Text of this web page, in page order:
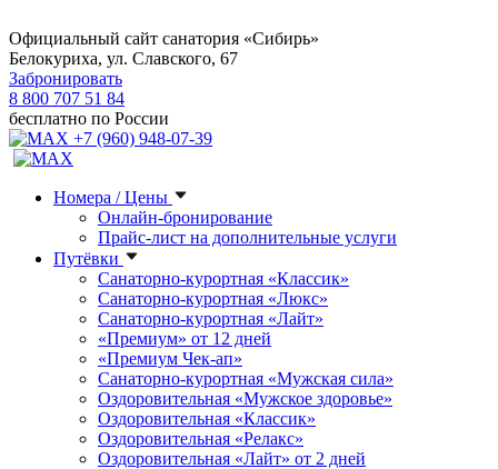
Официальный сайт санатория «Сибирь»
Белокуриха, ул. Славского, 67
Забронировать
8 800 707 51 84
бесплатно по России
+7 (960) 948-07-39
Номера / Цены
Онлайн-бронирование
Прайс-лист на дополнительные услуги
Путёвки
Санаторно-курортная «Классик»
Санаторно-курортная «Люкс»
Санаторно-курортная «Лайт»
«Премиум» от 12 дней
«Премиум Чек-ап»
Санаторно-курортная «Мужская сила»
Оздоровительная «Мужское здоровье»
Оздоровительная «Классик»
Оздоровительная «Релакс»
Оздоровительная «Лайт» от 2 дней